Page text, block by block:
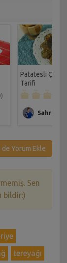
Patatesli Çıtır
Tarifi
Sahrap
de Yorum Ekle
Sen
bildir:)
tereyağı